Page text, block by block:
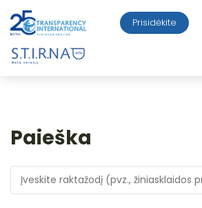
Prisidėkite
Paieška